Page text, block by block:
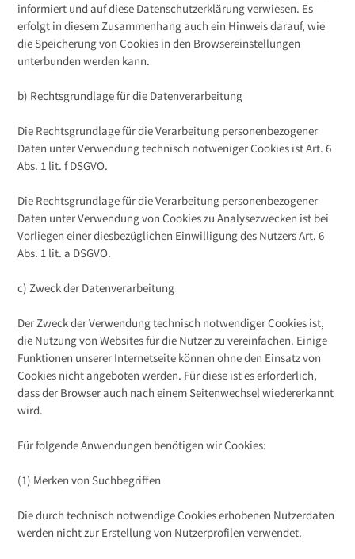
informiert und auf diese Datenschutzerklärung verwiesen. Es
erfolgt in diesem Zusammenhang auch ein Hinweis darauf, wie
die Speicherung von Cookies in den Browsereinstellungen
unterbunden werden kann.
b) Rechtsgrundlage für die Datenverarbeitung
Die Rechtsgrundlage für die Verarbeitung personenbezogener
Daten unter Verwendung technisch notweniger Cookies ist Art. 6
Abs. 1 lit. f DSGVO.
Die Rechtsgrundlage für die Verarbeitung personenbezogener
Daten unter Verwendung von Cookies zu Analysezwecken ist bei
Vorliegen einer diesbezüglichen Einwilligung des Nutzers Art. 6
Abs. 1 lit. a DSGVO.
c) Zweck der Datenverarbeitung
Der Zweck der Verwendung technisch notwendiger Cookies ist,
die Nutzung von Websites für die Nutzer zu vereinfachen. Einige
Funktionen unserer Internetseite können ohne den Einsatz von
Cookies nicht angeboten werden. Für diese ist es erforderlich,
dass der Browser auch nach einem Seitenwechsel wiedererkannt
wird.
Für folgende Anwendungen benötigen wir Cookies:
(1) Merken von Suchbegriffen
Die durch technisch notwendige Cookies erhobenen Nutzerdaten
werden nicht zur Erstellung von Nutzerprofilen verwendet.